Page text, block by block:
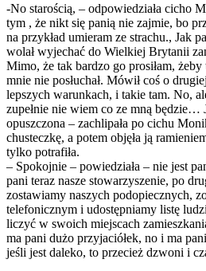
-No starością, – odpowiedziała cicho
tym , że nikt się panią nie zajmie, bo
na przykład umieram ze strachu., Jak
wolał wyjechać do Wielkiej Brytanii
Mimo, że tak bardzo go prosiłam,
mnie nie posłuchał. Mówił coś o
lepszych warunkach, i takie tam. No,
zupełnie nie wiem co ze mną będzie…
opuszczona – zachlipała po cichu
chusteczkę, a potem objęła ją
tylko potrafiła.
– Spokojnie – powiedziała – nie jest
pani teraz nasze stowarzyszenie, po
zostawiamy naszych podopiecznych,
telefonicznym i udostępniamy listę
liczyć w swoich miejscach
ma pani dużo przyjaciółek, no i ma
jeśli jest daleko, to przecież dzwoni i